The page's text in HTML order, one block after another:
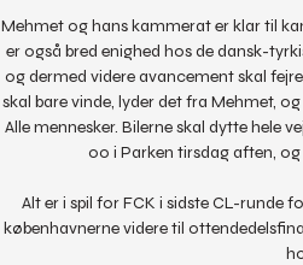
Mehmet og hans kammerat er klar til
er også bred enighed hos de dansk-
og dermed videre avancement skal
skal bare vinde, lyder det fra Mehmet,
Alle mennesker. Bilerne skal dytte hele
00 i Parken tirsdag aften,
Alt er i spil for FCK i sidste CL-runde
københavnerne videre til